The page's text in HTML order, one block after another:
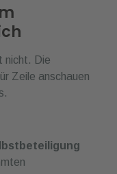
nicht. Die
Zeile anschauen